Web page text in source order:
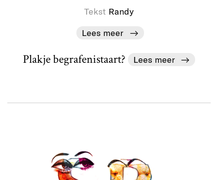
Tekst Randy
Lees meer
Plakje begrafenistaart? Lees meer